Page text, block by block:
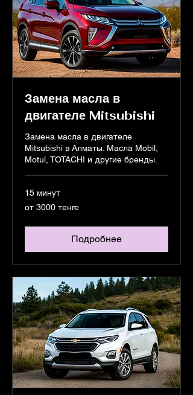
Замена масла в
двигателе Mitsubishi
Замена масла в двигателе
Mitsubishi в Алматы. Масла Mobil,
Motul, TOTACHI и другие бренды.
15 минут
3000
от 3000 тенге
Подробнее